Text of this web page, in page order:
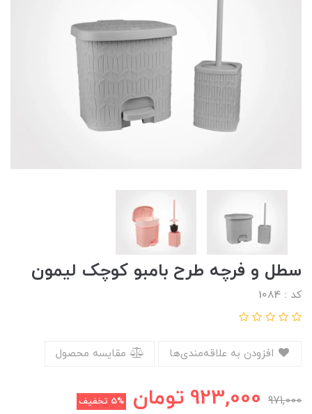
سطل و فرچه طرح بامبو کوچک لیمون
کد : 1084
مقایسه محصول
971,000
923,000 تومان 5% تخفیف